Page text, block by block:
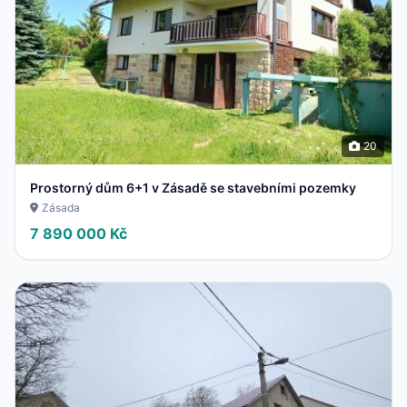
20
Prostorný dům 6+1 v Zásadě se stavebními pozemky
Zásada
7 890 000 Kč